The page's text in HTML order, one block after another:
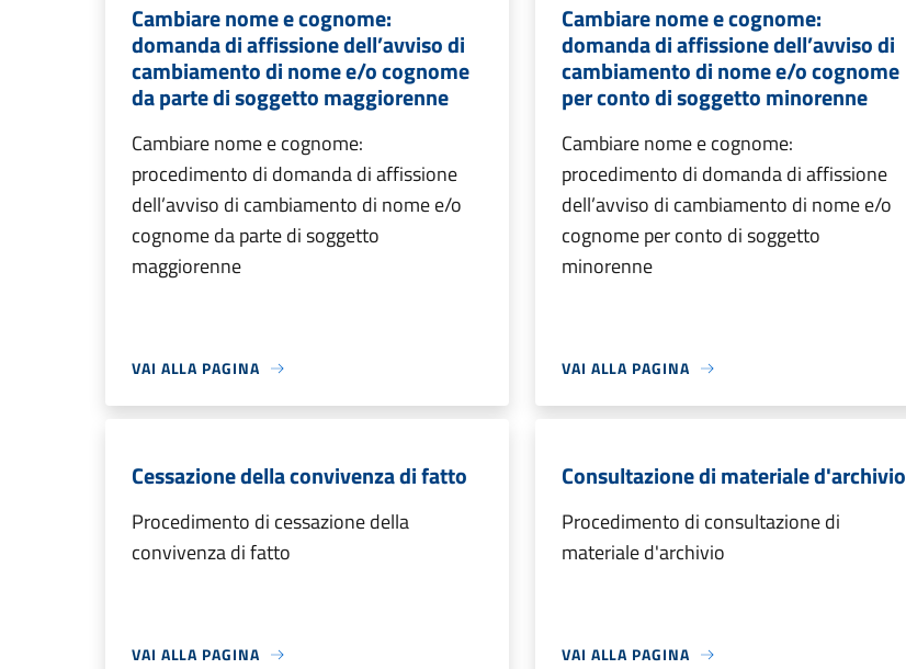
Cambiare nome e cognome:
domanda di affissione dell’avviso di
cambiamento di nome e/o cognome
da parte di soggetto maggiorenne
Cambiare nome e cognome:
procedimento di domanda di affissione
dell’avviso di cambiamento di nome e/o
cognome da parte di soggetto
maggiorenne
VAI ALLA PAGINA
Cambiare nome e cognome:
domanda di affissione dell’avviso di
cambiamento di nome e/o cognome
per conto di soggetto minorenne
Cambiare nome e cognome:
procedimento di domanda di affissione
dell’avviso di cambiamento di nome e/o
cognome per conto di soggetto
minorenne
VAI ALLA PAGINA
Cessazione della convivenza di fatto
Procedimento di cessazione della
convivenza di fatto
VAI ALLA PAGINA
Consultazione di materiale d'archivio
Procedimento di consultazione di
materiale d'archivio
VAI ALLA PAGINA